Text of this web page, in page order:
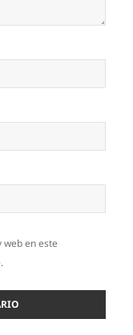
en este